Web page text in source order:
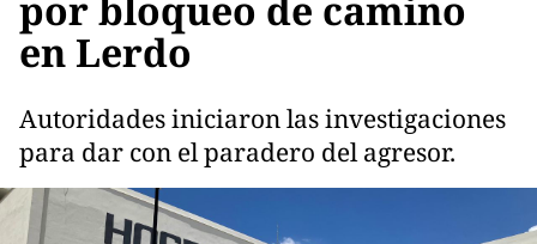
en Lerdo
Autoridades iniciaron las investigaciones
para dar con el paradero del agresor.